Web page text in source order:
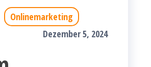
Onlinemarketing
Dezember 5, 2024